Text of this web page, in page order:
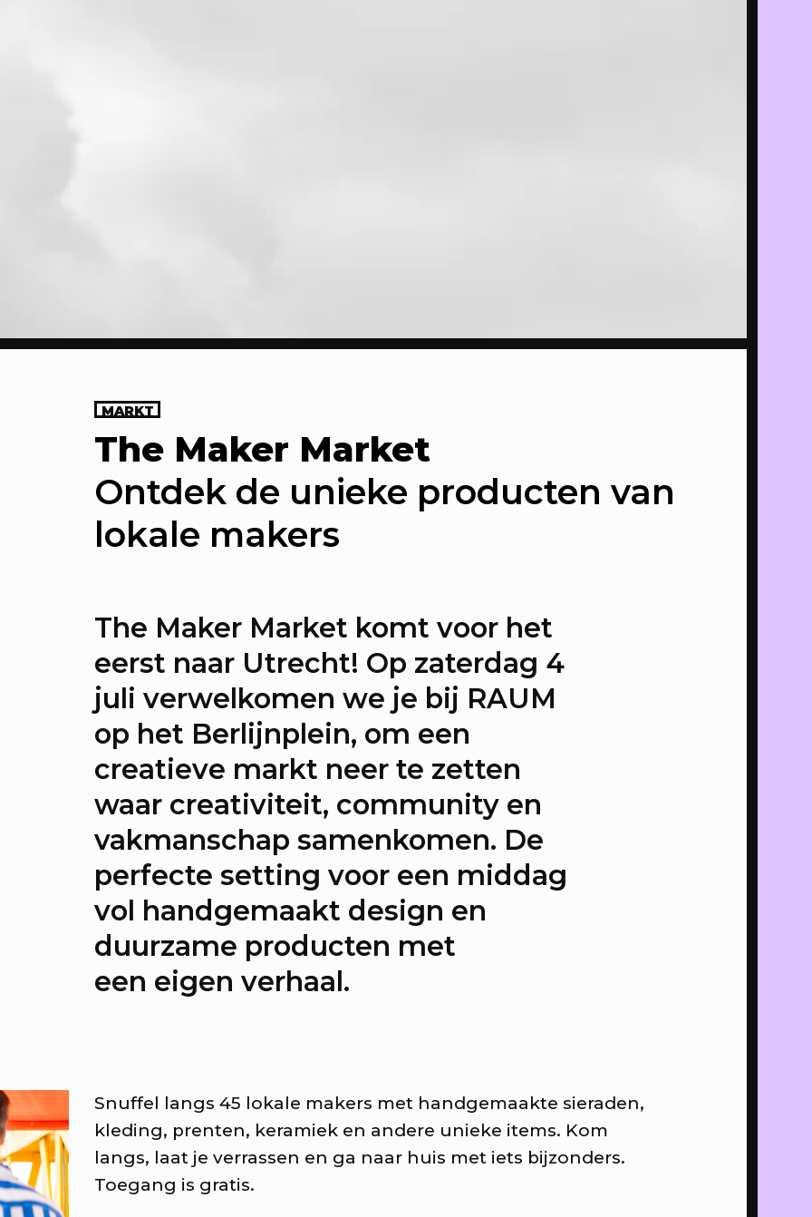
- Kajillionaire
EXPOSITIE FILM GAME
INSTALLATIE
STRAATFEST
TENTOONSTELLING WORKSHOP ALLES
langs, kies iets leuks uit om te doen
vier het plein!
Dunya Zita
by SOUK Utrecht
hun verhaal
event hier?
jij een tof idee? Meld je aan en
MARKT
The Maker Market
Ontdek de unieke producten van
lokale makers
The Maker Market komt voor het
eerst naar Utrecht! Op zaterdag 4
juli verwelkomen we je bij RAUM
op het Berlijnplein, om een
creatieve markt neer te zetten
waar creativiteit, community en
vakmanschap samenkomen. De
perfecte setting voor een middag
vol handgemaakt design en
duurzame producten met
een eigen verhaal.
Snuffel langs 45 lokale makers met handgemaakte sieraden,
kleding, prenten, keramiek en andere unieke items. Kom
langs, laat je verrassen en ga naar huis met iets bijzonders.
Toegang is gratis.